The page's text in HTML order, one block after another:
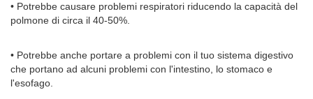
• Potrebbe causare problemi respiratori riducendo la capacità del
polmone di circa il 40-50%.
• Potrebbe anche portare a problemi con il tuo sistema digestivo
che portano ad alcuni problemi con l'intestino, lo stomaco e
l'esofago.